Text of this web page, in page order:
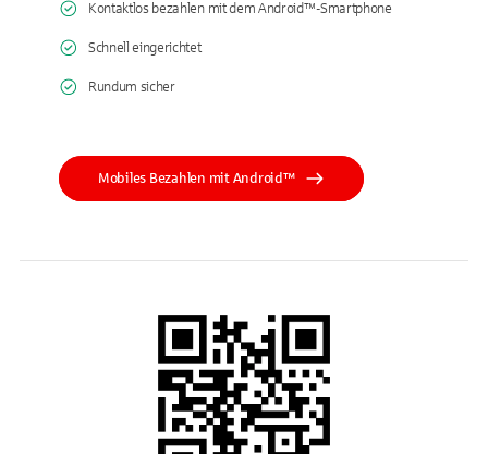
Kontaktlos bezahlen mit dem Android™-Smartphone
Schnell eingerichtet
Rundum sicher
Mobiles Bezahlen mit Android™